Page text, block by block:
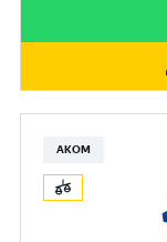
АКОМ